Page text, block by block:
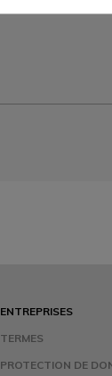
ENTREPRISES
TERMES
PROTECTION DE